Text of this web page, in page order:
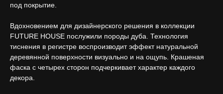
под покрытие.
Вдохновением для дизайнерского решения в коллекции
FUTURE HOUSE послужили породы дуба. Технология
тиснения в регистре воспроизводит эффект натуральной
деревянной поверхности визуально и на ощупь. Крашеная
фаска с четырех сторон подчеркивает характер каждого
декора.